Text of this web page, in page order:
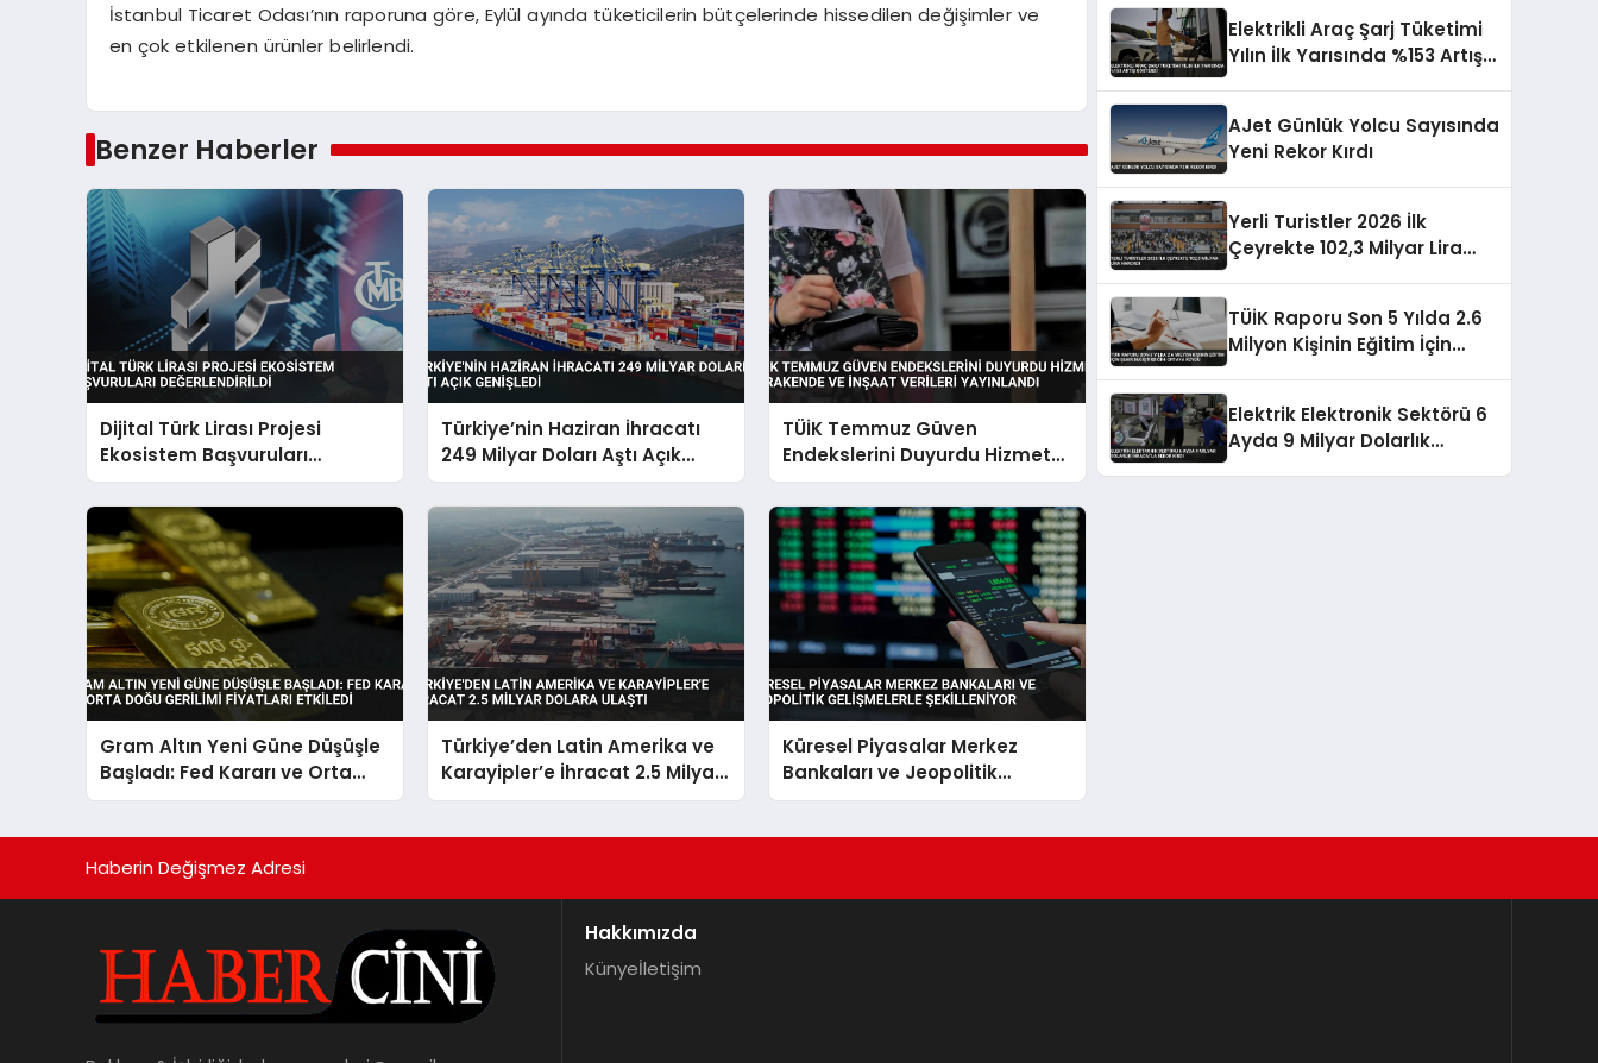
İstanbul Ticaret Odası’nın raporuna göre, Eylül ayında tüketicilerin bütçelerinde hissedilen değişimler ve
en çok etkilenen ürünler belirlendi.
Benzer Haberler
Dijital Türk Lirası Projesi
Ekosistem Başvuruları
Değerlendirildi
Türkiye’nin Haziran İhracatı
249 Milyar Doları Aştı Açık
Genişledi
TÜİK Temmuz Güven
Endekslerini Duyurdu Hizmet
Perakende ve İnşaat Verileri
Yayınlandı
Gram Altın Yeni Güne Düşüşle
Başladı: Fed Kararı ve Orta
Doğu Gerilimi Fiyatları Etkiledi
Türkiye’den Latin Amerika ve
Karayipler’e İhracat 2.5 Milyar
Dolara Ulaştı
Küresel Piyasalar Merkez
Bankaları ve Jeopolitik
Gelişmelerle Şekilleniyor
Elektrikli Araç Şarj Tüketimi
Yılın İlk Yarısında %153 Artış
AJet Günlük Yolcu Sayısında
Yeni Rekor Kırdı
Yerli Turistler 2026 İlk
Çeyrekte 102,3 Milyar Lira
TÜİK Raporu Son 5 Yılda 2.6
Milyon Kişinin Eğitim İçin
Elektrik Elektronik Sektörü 6
Ayda 9 Milyar Dolarlık
Haberin Değişmez Adresi
Hakkımızda
Künyeİletişim